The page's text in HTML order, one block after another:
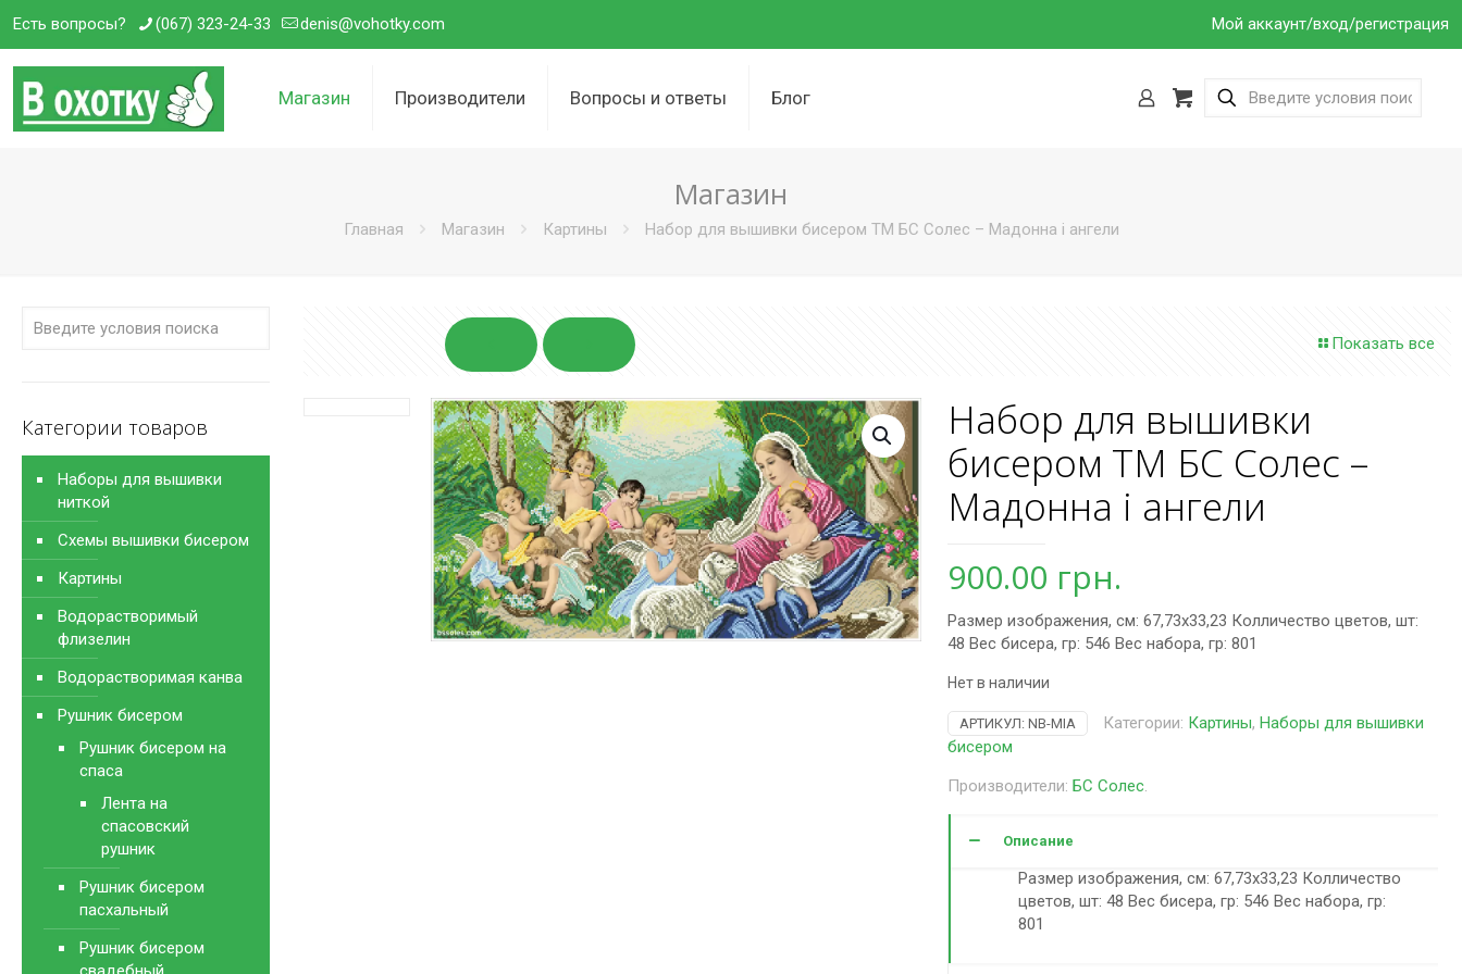
Есть вопросы? (067) 323-24-33 denis@vohotky.com Мой аккаунт/вход/регистрация
Магазин Производители Вопросы и ответы Блог
Магазин
Главная Магазин Картины Набор для вышивки бисером ТМ БС Солес – Мадонна і ангели
Показать все
Набор для вышивки
бисером ТМ БС Солес –
Мадонна і ангели
900.00 грн.
Размер изображения, см: 67,73х33,23 Колличество цветов, шт:
48 Вес бисера, гр: 546 Вес набора, гр: 801
Нет в наличии
АРТИКУЛ: NB-МІА Категории: Картины, Наборы для вышивки
бисером
Производители: БС Солес.
Описание
Размер изображения, см: 67,73х33,23 Колличество
цветов, шт: 48 Вес бисера, гр: 546 Вес набора, гр:
801
Категории товаров
Наборы для вышивки
ниткой
Схемы вышивки бисером
Картины
Водорастворимый
флизелин
Водорастворимая канва
Рушник бисером
Рушник бисером на
спаса
Лента на
спасовский
рушник
Рушник бисером
пасхальный
Рушник бисером